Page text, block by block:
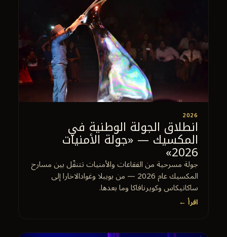
2026
انطلاق الجولة الوطنية في
المكسيك — «جولة الأمنيات
2026»
جولة مسرحية من الفقاعات والأمنيات تتنقّل بين مسارح
المكسيك عام 2026 — من بويبلا وغوادالاخارا إلى
ساكاتيكاس وكويرنافاكا وما بعدها.
اقرأ ←